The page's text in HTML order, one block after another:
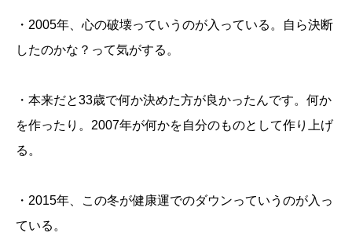
・2005年、心の破壊っていうのが入っている。自ら決断
したのかな？って気がする。
・本来だと33歳で何か決めた方が良かったんです。何か
を作ったり。2007年が何かを自分のものとして作り上げ
る。
・2015年、この冬が健康運でのダウンっていうのが入っ
ている。